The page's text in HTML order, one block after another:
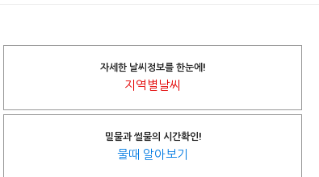
자세한 날씨정보를 한눈에!
지역별날씨
밀물과 썰물의 시간확인!
물때 알아보기